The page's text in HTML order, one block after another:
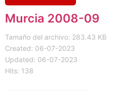
Murcia 2008-09
Tamaño del archivo: 283.43 KB
Created: 06-07-2023
Updated: 06-07-2023
Hits: 138